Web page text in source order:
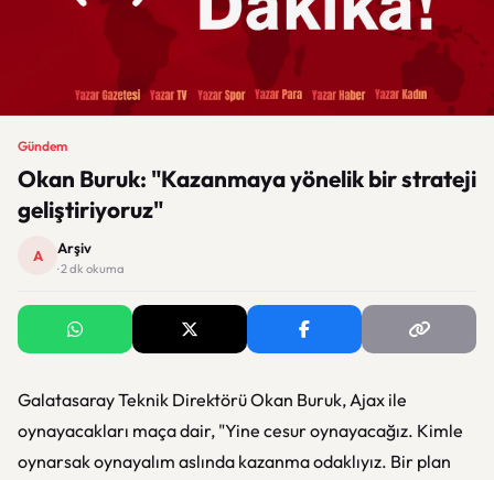
Gündem
Okan Buruk: "Kazanmaya yönelik bir strateji
geliştiriyoruz"
A Arşiv
· 2 dk okuma
Galatasaray Teknik Direktörü Okan Buruk, Ajax ile
oynayacakları maça dair, "Yine cesur oynayacağız. Kimle
oynarsak oynayalım aslında kazanma odaklıyız. Bir plan